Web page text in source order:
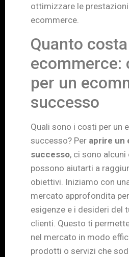
ottimizzare le
ecommerce.
Quanto
ecommerce:
per un
successo
Quali sono i costi per un
successo? Per aprire un
successo, ci sono
possono aiutarti a
obiettivi. Iniziamo con
mercato approfondita
esigenze e i desideri del
clienti. Questo ti
nel mercato in modo
prodotti o servizi che